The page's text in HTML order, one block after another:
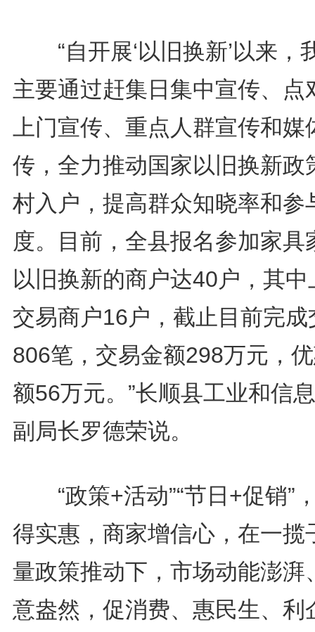
“自开展‘以旧换新’以来，
主要通过赶集日集中宣传、点
上门宣传、重点人群宣传和媒
传，全力推动国家以旧换新政
村入户，提高群众知晓率和参
度。目前，全县报名参加家具
以旧换新的商户达40户，其中
交易商户16户，截止目前完成
806笔，交易金额298万元，
额56万元。”长顺县工业和信
副局长罗德荣说。
“政策+活动”“节日+促销”
得实惠，商家增信心，在一揽
量政策推动下，市场动能澎湃
意盎然，促消费、惠民生、利